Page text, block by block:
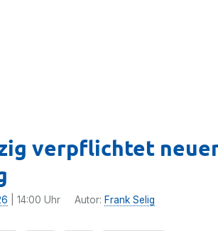
verpflichtet
| 14:00 Uhr Autor: Frank Selig